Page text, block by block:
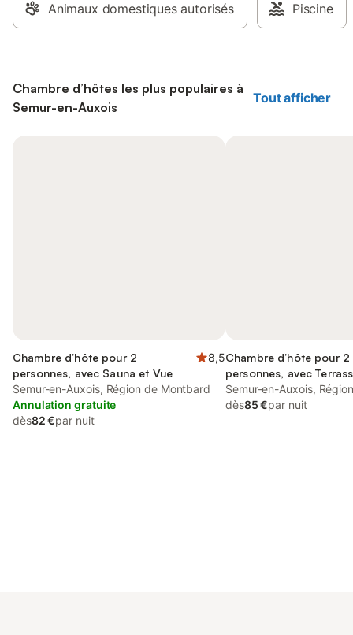
Animaux domestiques autorisés Piscine
Chambre d’hôtes les plus populaires à
Semur-en-Auxois
Tout afficher
Chambre d’hôte pour 2
personnes, avec Sauna et Vue
8,5
Semur-en-Auxois, Région de Montbard
Annulation gratuite
dès82 €par nuit
Chambre d’hôte pour 2
personnes, avec
Semur-en-Auxois,
dès85 €par nuit